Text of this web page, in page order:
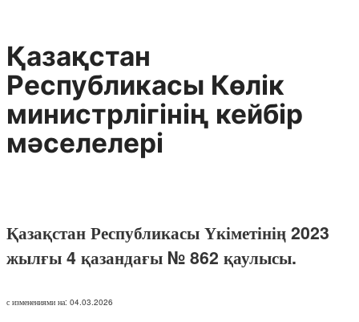
Қазақстан
Республикасы Көлік
министрлігінің кейбір
мәселелері
Қазақстан Республикасы Үкіметінің 2023
жылғы 4 қазандағы № 862 қаулысы.
с изменениями на: 04.03.2026